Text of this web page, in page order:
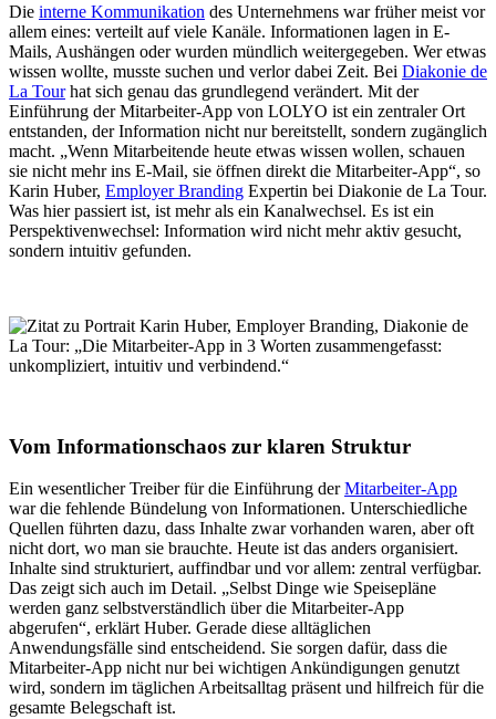
Die interne Kommunikation des Unternehmens war früher meist vor
allem eines: verteilt auf viele Kanäle. Informationen lagen in E-
Mails, Aushängen oder wurden mündlich weitergegeben. Wer etwas
wissen wollte, musste suchen und verlor dabei Zeit. Bei Diakonie de
La Tourhat sich genau das grundlegend verändert. Mit der
Einführung der Mitarbeiter-App von LOLYO ist ein zentraler Ort
entstanden, der Information nicht nur bereitstellt, sondern zugänglich
macht. „Wenn Mitarbeitende heute etwas wissen wollen, schauen
sie nicht mehr ins E-Mail, sie öffnen direkt die Mitarbeiter-App“, so
Karin Huber, Employer Branding Expertin bei Diakonie de La Tour.
Was hier passiert ist, ist mehr als ein Kanalwechsel. Es ist ein
Perspektivenwechsel: Information wird nicht mehr aktiv gesucht,
sondern intuitiv gefunden.
Vom Informationschaos zur klaren Struktur
Ein wesentlicher Treiber für die Einführung derMitarbeiter-App
war die fehlende Bündelung von Informationen. Unterschiedliche
Quellen führten dazu, dass Inhalte zwar vorhanden waren, aber oft
nicht dort, wo man sie brauchte. Heute ist das anders organisiert.
Inhalte sind strukturiert, auffindbar und vor allem: zentral verfügbar.
Das zeigt sich auch im Detail. „Selbst Dinge wie Speisepläne
werden ganz selbstverständlich über die Mitarbeiter-App
abgerufen“, erklärt Huber. Gerade diese alltäglichen
Anwendungsfälle sind entscheidend. Sie sorgen dafür, dass die
Mitarbeiter-App nicht nur bei wichtigen Ankündigungen genutzt
wird, sondern im täglichen Arbeitsalltag präsent und hilfreich für die
gesamte Belegschaft ist.